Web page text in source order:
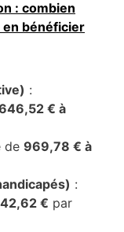
: combien
en bénéficier
:
€ à
de 969,78 € à
:
€ par